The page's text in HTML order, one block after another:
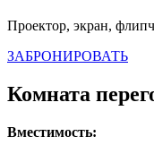
Проектор, экран,
ЗАБРОНИРОВАТЬ
Комната
Вместимость: